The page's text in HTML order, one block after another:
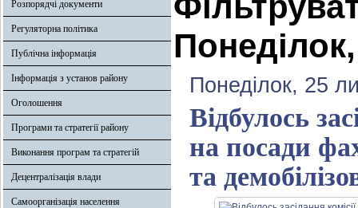
Розпорядчі документи
Регуляторна політика
Публічна інформація
Інформація з установ району
Оголошення
Програми та стратегії району
Виконання програм та стратегій
Децентралізація влади
Самоорганізація населення
Понеділок, 25
Відбулось
на посади
та